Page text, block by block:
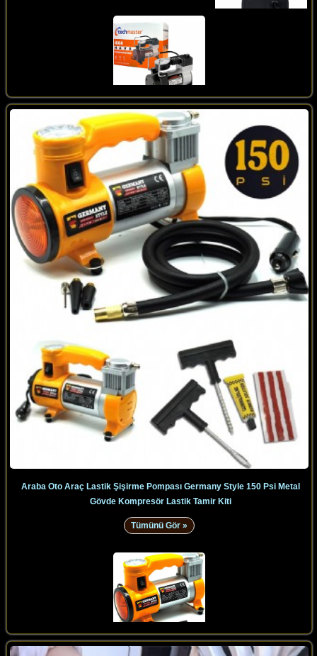
Araba Oto Araç Lastik Şişirme Pompası Germany Style 150 Psi Metal
Gövde Kompresör Lastik Tamir Kiti
Tümünü Gör »